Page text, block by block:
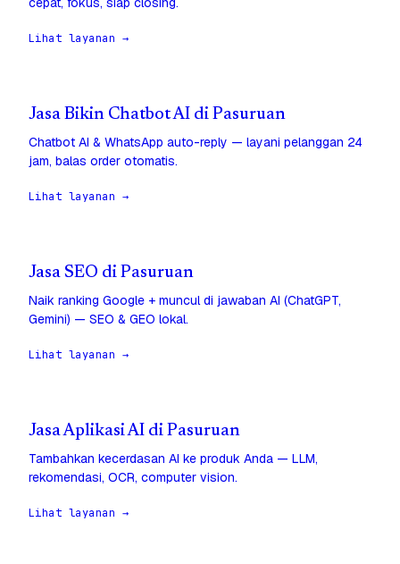
Lihat layanan →
Jasa Bikin Chatbot AI di Pasuruan
Chatbot AI & WhatsApp auto-reply — layani pelanggan 24
jam, balas order otomatis.
Lihat layanan →
Jasa SEO di Pasuruan
Naik ranking Google + muncul di jawaban AI (ChatGPT,
Gemini) — SEO & GEO lokal.
Lihat layanan →
Jasa Aplikasi AI di Pasuruan
Tambahkan kecerdasan AI ke produk Anda — LLM,
rekomendasi, OCR, computer vision.
Lihat layanan →